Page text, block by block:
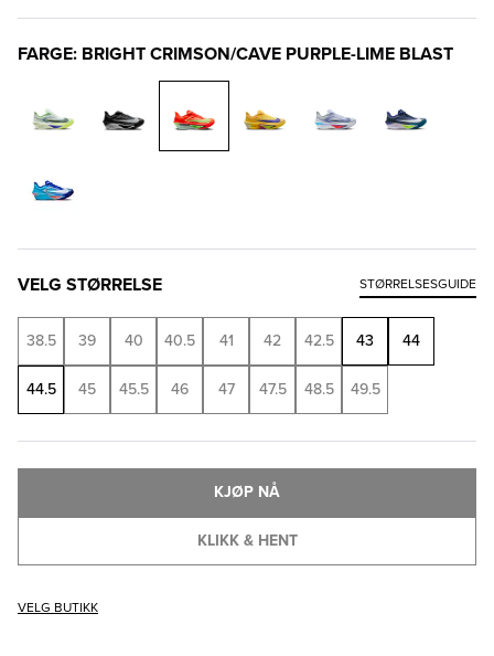
FARGE: BRIGHT CRIMSON/CAVE PURPLE-LIME BLAST
VELG STØRRELSE STØRRELSESGUIDE
38.5 39 40 40.5 41 42 42.5 43 44
44.5 45 45.5 46 47 47.5 48.5 49.5
KLIKK & HENT
KJØP NÅ
VELG BUTIKK